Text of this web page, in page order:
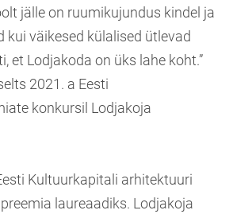
jälle on ruumikujundus kindel ja
kui väikesed külalised ütlevad
et Lodjakoda on üks lahe koht.”
2021. a Eesti
konkursil Lodjakoja
Kultuurkapitali arhitektuuri
laureaadiks. Lodjakoja